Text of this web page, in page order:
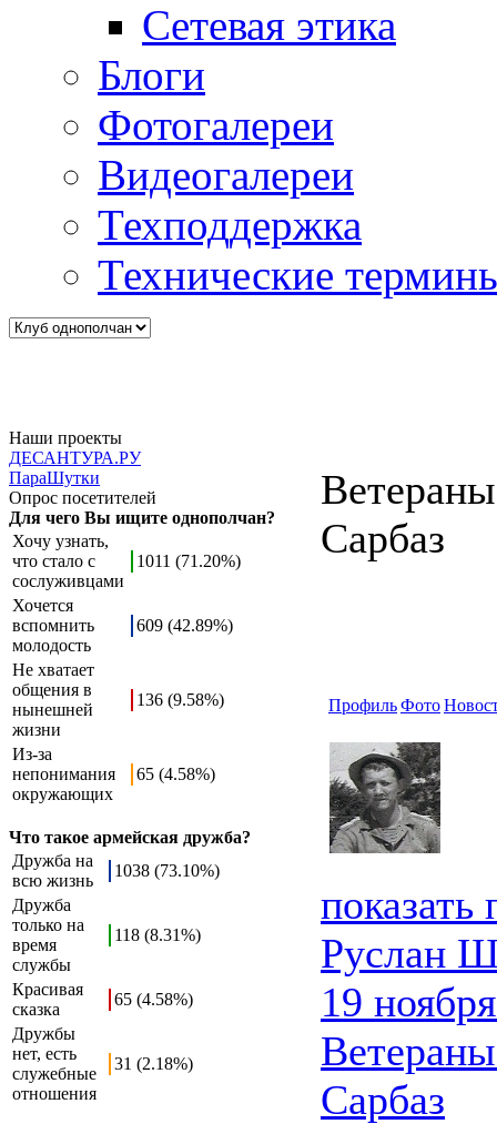
Сетевая этика
Блоги
Фотогалереи
Видеогалереи
Техподдержка
Технические
Наши проекты
ДЕСАНТУРА.РУ
ПараШутки
Опрос посетителей
Для чего Вы ищите однополчан?
Хочу узнать,
что стало с
сослуживцами
1011 (71.20%)
Хочется
вспомнить
молодость
609 (42.89%)
Не хватает
общения в
нынешней
жизни
136 (9.58%)
Из-за
непонимания
окружающих
65 (4.58%)
Что такое армейская дружба?
Дружба на
всю жизнь
1038 (73.10%)
Дружба
только на
время
службы
118 (8.31%)
Красивая
сказка
65 (4.58%)
Дружбы
нет, есть
служебные
отношения
31 (2.18%)
Сарбаз
ПрофильФото
Руслан
19
Сарбаз